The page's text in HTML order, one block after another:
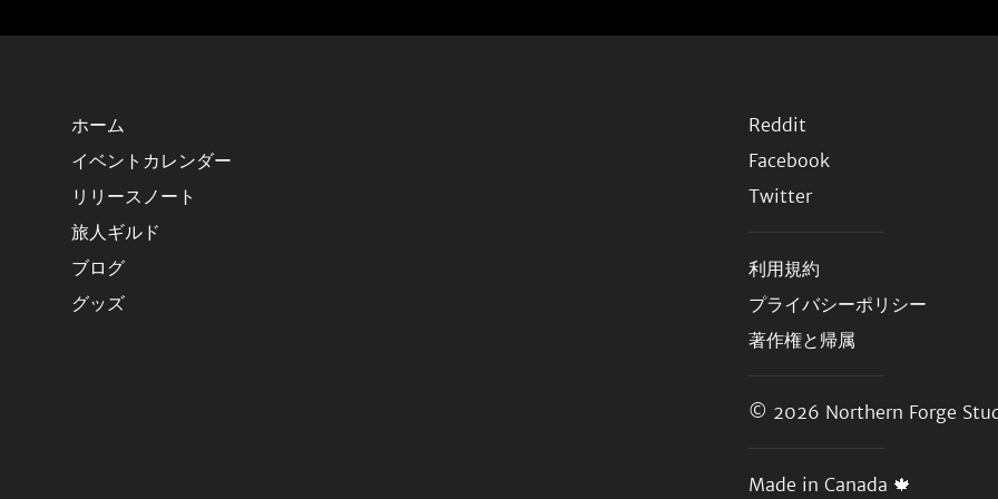
ホーム
イベントカレンダー
リリースノート
旅人ギルド
ブログ
グッズ
Reddit
Facebook
Twitter
利用規約
プライバシーポリシー
著作権と帰属
© 2026 Northern Forge
Made in Canada 🍁